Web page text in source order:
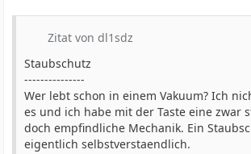
Raendelschrauben,
- die sich nicht selbst verstellen,
- und deren Ränder eine gute Haptik
Auch sollte ich an wichtige
herankommen, ohne die Taste
muessen.
Zitat von dl1sdz
Staubschutz
---------------
Wer lebt schon in einem Vakuum? Ich
es und ich habe mit der Taste eine zwar
doch empfindliche Mechanik. Ein
eigentlich selbstverstaendlich.